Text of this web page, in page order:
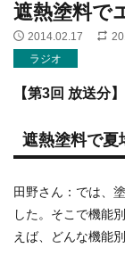
遮熱塗料で
2014.02.17
ラジオ
【第3回 放送分】
遮熱塗料で夏
田野さん ：では、
した。そこで機能
えば、どんな機能